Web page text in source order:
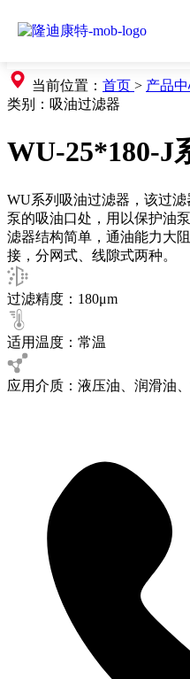
当前位置： 首页 > 产品
类别： 吸油过滤器
WU-25*180-J
WU系列吸油过滤器，该过
泵的吸油口处，用以保护油
滤器结构简单，通油能力大
接，分网式、线隙式两种。
过滤精度：180μm
适用温度：常温
应用介质：液压油、润滑油